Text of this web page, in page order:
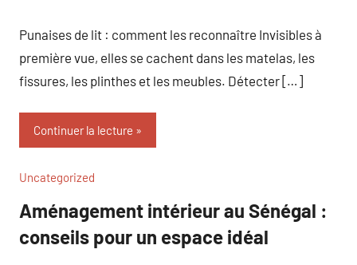
Punaises de lit : comment les reconnaître Invisibles à
première vue, elles se cachent dans les matelas, les
fissures, les plinthes et les meubles. Détecter […]
Continuer la lecture
Uncategorized
Aménagement intérieur au Sénégal :
conseils pour un espace idéal